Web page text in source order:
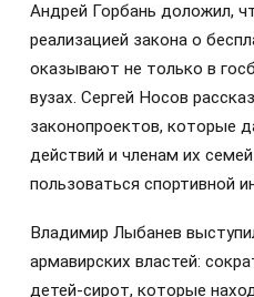
Андрей Горбань доложил,
реализацией закона о
оказывают не только в
вузах. Сергей Носов
законопроектов, которые
действий и членам их
пользоваться спортивной
Владимир Лыбанев
армавирских властей:
детей-сирот, которые